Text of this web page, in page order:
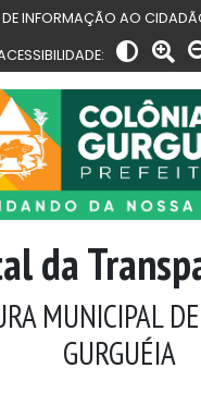
INFORMAÇÃO AO
da
MUNICIPAL
GURGUÉIA